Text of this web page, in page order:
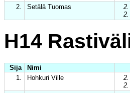
2.
Setälä Tuomas 2.
2.
H14
Sija Nimi
1.
Hohkuri Ville 2.
2.